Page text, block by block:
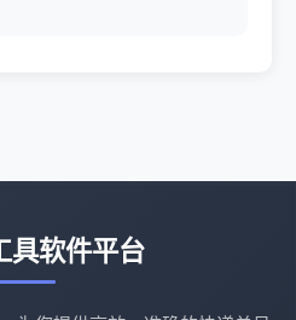
具软件平台